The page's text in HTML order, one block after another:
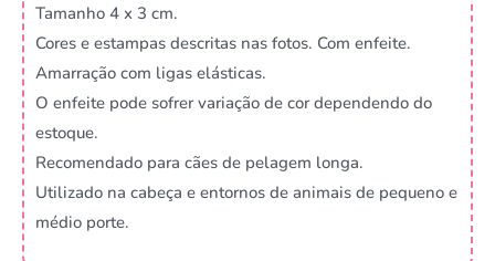
Tamanho 4 x 3 cm.
Cores e estampas descritas nas fotos. Com enfeite.
Amarração com ligas elásticas.
O enfeite pode sofrer variação de cor dependendo do
estoque.
Recomendado para cães de pelagem longa.
Utilizado na cabeça e entornos de animais de pequeno e
médio porte.